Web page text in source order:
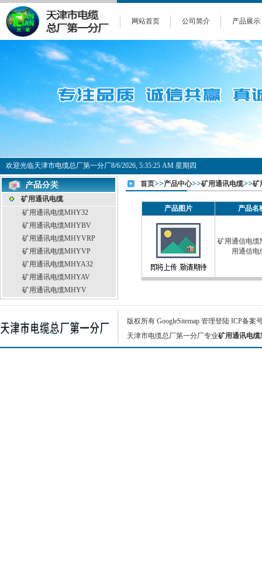
网站首页 公司简介 产品展示
欢迎光临天津市电缆总厂第一分厂8/6/2026, 5:35:25 AM 星期四
矿用通讯电缆
矿用通讯电缆MHY32
矿用通讯电缆MHYBV
矿用通讯电缆MHYVRP
矿用通讯电缆MHYVP
矿用通讯电缆MHYA32
矿用通讯电缆MHYAV
矿用通讯电缆MHYV
首页>>产品中心>>矿用通讯电缆>>矿
产品图片 产品名
矿用通信电
用通信
版权所有 GoogleSitemap 管理登陆 ICP备案
天津市电缆总厂第一分厂专业矿用通讯电